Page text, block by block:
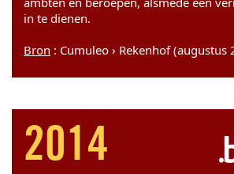
in te dienen.
Bron : Cumuleo › Rekenhof (augustus
2014